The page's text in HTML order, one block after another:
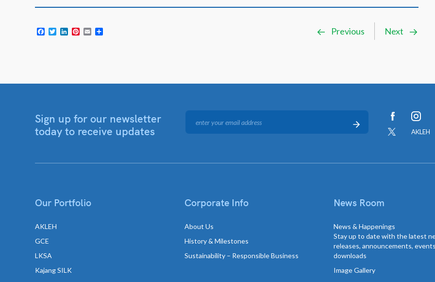
Facebook
TwitterLinkedInPinterest
Email Previous Next
Sign up for our newsletter
today to receive updates
AKLEH
Our Portfolio
AKLEH
GCE
LKSA
Kajang SILK
Corporate Info
About Us
History & Milestones
Sustainability – Responsible Business
News Room
News & Happenings
Stay up to date with the latest
releases, announcements,
downloads
Image Gallery